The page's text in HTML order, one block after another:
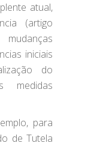
atual,
(artigo
iniciais
do
medidas
para
de Tutela